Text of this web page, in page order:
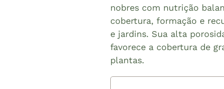
nobres com nutrição
cobertura, formação e
e jardins. Sua alta
favorece a cobertura de
plantas.